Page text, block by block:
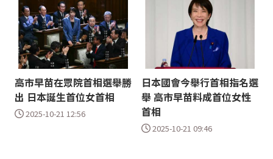
高市早苗在眾院首相選舉勝
出 日本誕生首位女首相
2025-10-21 12:56
日本國會今舉行首相指名選
舉 高市早苗料成首位女性
首相
2025-10-21 09:46